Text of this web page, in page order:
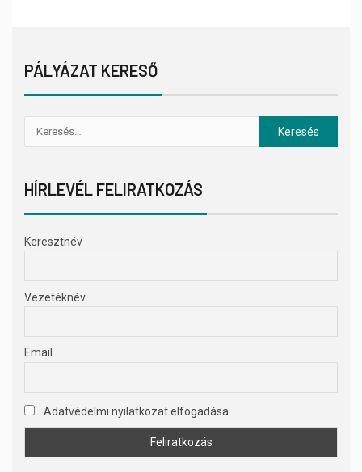
PÁLYÁZAT KERESŐ
HÍRLEVÉL FELIRATKOZÁS
Keresztnév
Vezetéknév
Email
Adatvédelmi nyilatkozat elfogadása